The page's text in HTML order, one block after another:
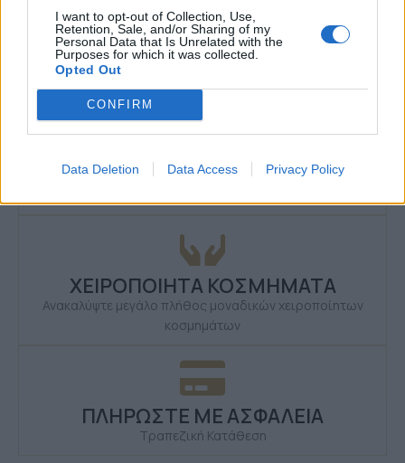
I want to opt-out of Collection, Use,
Retention, Sale, and/or Sharing of my
Personal Data that Is Unrelated with the
Purposes for which it was collected.
Opted Out
CONFIRM
Data Deletion Data Access Privacy Policy
ΤΗΛΕΦΩΝΙΚΕΣ ΠΑΡΑΓΓΕΛΙΕΣ
2106610481, 6980957299
ΧΕΙΡΟΠΟΙΗΤΑ ΚΟΣΜΗΜΑΤΑ
Ανακαλύψτε μεγάλο πλήθος μοναδικών χειροποίητων
κοσμημάτων
ΠΛΗΡΩΣΤΕ ΜΕ ΑΣΦΑΛΕΙΑ
Τραπεζική Κατάθεση